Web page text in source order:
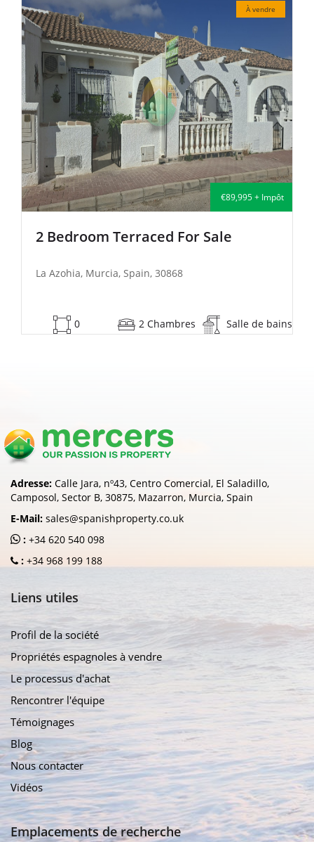
€135,000 + Impôt
À vendre
2 Bedroom Semi-Detached For Sale
La Azohia, Murcia, Spain, 30868
53 2 Chambres Salle de bains
Adresse: Calle Jara, nº43, Centro Comercial, El Saladillo,
Camposol, Sector B, 30875, Mazarron, Murcia, Spain
E-Mail: sales@spanishproperty.co.uk
: +34 620 540 098
: +34 968 199 188
Liens utiles
Profil de la société
Propriétés espagnoles à vendre
Le processus d'achat
Rencontrer l'équipe
Témoignages
Blog
Nous contacter
Vidéos
Emplacements de recherche